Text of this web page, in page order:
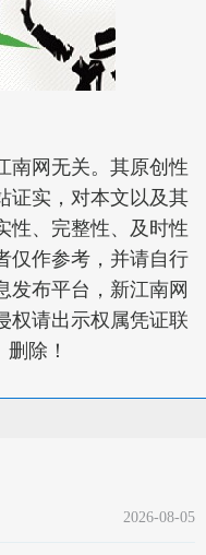
南网无关。其原创性
证实，对本文以及其
性、完整性、及时性
仅作参考，并请自行
发布平台，新江南网
权请出示权属凭证联
除！
2026-08-05